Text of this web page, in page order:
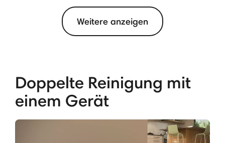
Weitere anzeigen
Doppelte Reinigung mit
einem Gerät